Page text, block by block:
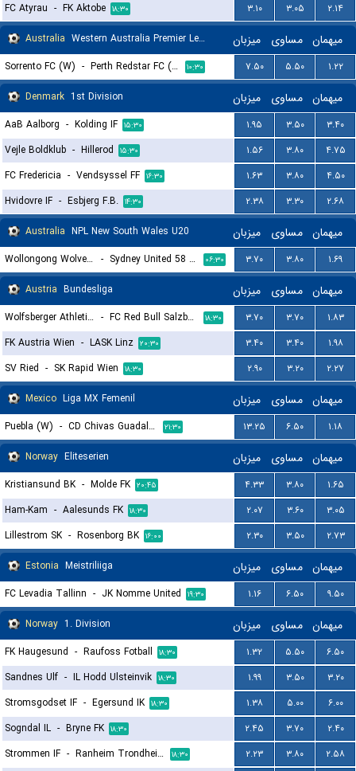
FC Atyrau - FK Aktobe ۱۸:۳۰ ۳.۱۰ ۳.۰۵
۲.۱۴
Australia Western Australia Premier League Women میزبان مساوی میهمان
Sorrento FC (W) - Perth Redstar FC (W) ۱۰:۳۰ ۷.۵۰ ۵.۵۰
۱.۲۲
Denmark 1st Division میزبان مساوی میهمان
AaB Aalborg - Kolding IF ۱۵:۳۰ ۱.۹۵ ۳.۵۰
۳.۴۰
Vejle Boldklub - Hillerod ۱۵:۳۰ ۱.۵۶ ۳.۸۰
۴.۷۵
FC Fredericia - Vendsyssel FF ۱۶:۳۰ ۱.۶۳ ۳.۸۰
۴.۵۰
Hvidovre IF - Esbjerg F.B. ۱۴:۳۰ ۲.۳۸ ۳.۳۰
۲.۶۸
Australia NPL New South Wales U20 میزبان مساوی میهمان
Wollongong Wolves FC U20 - Sydney United 58 U20 ۰۶:۳۰ ۳.۷۰ ۳.۸۰
۱.۶۹
Austria Bundesliga میزبان مساوی میهمان
Wolfsberger Athletik Club - FC Red Bull Salzburg ۱۸:۳۰ ۳.۷۰ ۳.۷۰
۱.۸۳
FK Austria Wien - LASK Linz ۲۰:۳۰ ۳.۴۰ ۳.۴۰
۱.۹۸
SV Ried - SK Rapid Wien ۱۸:۳۰ ۲.۹۰ ۳.۲۰
۲.۲۷
Mexico Liga MX Femenil میزبان مساوی میهمان
Puebla (W) - CD Chivas Guadalajara (W) ۲۱:۳۰ ۱۳.۲۵ ۶.۵۰
۱.۱۸
Norway Eliteserien میزبان مساوی میهمان
Kristiansund BK - Molde FK ۲۰:۴۵ ۴.۳۳ ۳.۸۰
۱.۶۵
Ham-Kam - Aalesunds FK ۱۸:۳۰ ۲.۰۷ ۳.۶۰
۳.۰۵
Lillestrom SK - Rosenborg BK ۱۶:۰۰ ۲.۳۰ ۳.۵۰
۲.۷۳
Estonia Meistriliiga میزبان مساوی میهمان
FC Levadia Tallinn - JK Nomme United ۱۹:۳۰ ۱.۱۶ ۶.۵۰
۹.۵۰
Norway 1. Division میزبان مساوی میهمان
FK Haugesund - Raufoss Fotball ۱۸:۳۰ ۱.۳۲ ۵.۵۰
۶.۵۰
Sandnes Ulf - IL Hodd Ulsteinvik ۱۸:۳۰ ۱.۹۹ ۳.۵۰
۳.۲۰
Stromsgodset IF - Egersund IK ۱۸:۳۰ ۱.۳۸ ۵.۰۰
۶.۰۰
Sogndal IL - Bryne FK ۱۸:۳۰ ۲.۴۵ ۳.۷۰
۲.۴۰
Strommen IF - Ranheim Trondheim ۱۸:۳۰ ۲.۲۳ ۳.۸۰
۲.۵۸